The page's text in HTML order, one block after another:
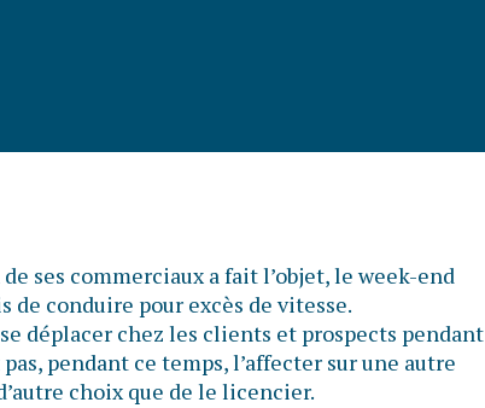
ses commerciaux a fait l’objet, le week-end
de conduire pour excès de vitesse.
déplacer chez les clients et prospects pendant
pendant ce temps, l’affecter sur une autre
choix que de le licencier.